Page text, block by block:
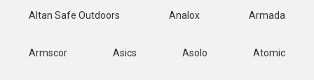
Altan Safe Outdoors Analox Armada
Armscor Asics Asolo Atomic